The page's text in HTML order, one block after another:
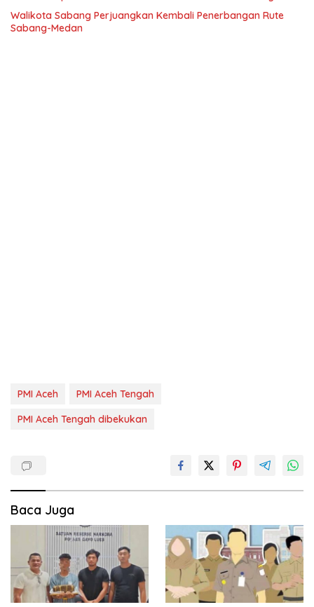
Walikota Sabang Perjuangkan Kembali Penerbangan Rute
Sabang-Medan
PMI Aceh
PMI Aceh Tengah
PMI Aceh Tengah dibekukan
Baca Juga